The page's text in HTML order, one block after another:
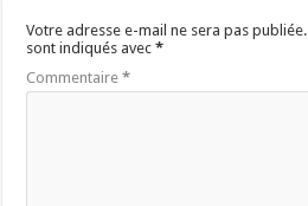
Votre adresse e-mail ne sera pas publiée.
sont indiqués avec*
Commentaire*